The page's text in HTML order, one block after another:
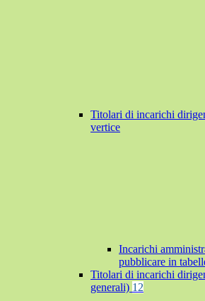
Titolari di incarichi
vertice
Incarichi
pubblicare in
Titolari di incarichi
generali) 12